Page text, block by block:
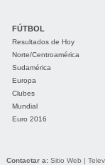
FÚTBOL
Resultados de Hoy
Norte/Centroamérica
Sudamérica
Europa
Clubes
Mundial
Euro 2016
Contactar a: Sitio Web |